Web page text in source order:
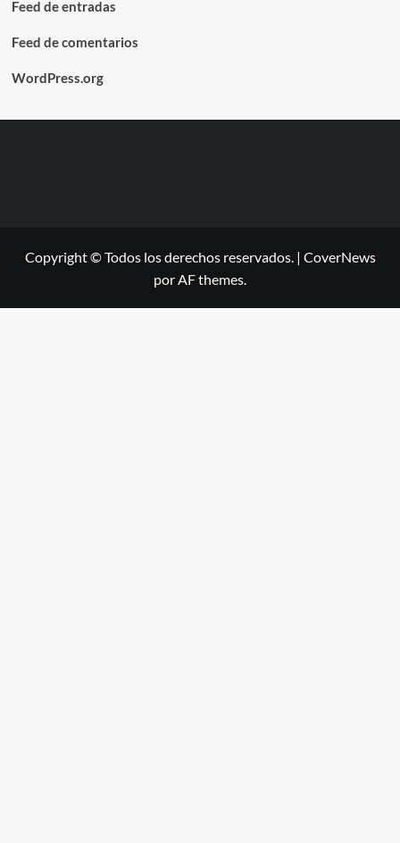
Feed de entradas
Feed de comentarios
WordPress.org
Copyright © Todos los derechos reservados. | CoverNews
por AF themes.